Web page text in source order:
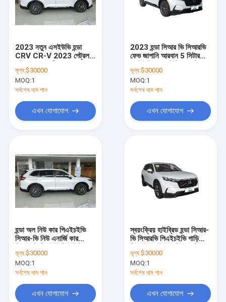
2023 নতুন এসইউভি হন্ডা
CRV CR-V 2023 পেট্রল
193Ps 5 7-সিট 0km
CRV নতুন গাড়ী স্টক
মূল্য:$30000
MOQ:1
সর্বশেষ দাম পান
এখন যোগাযোগ
2023 হন্ডা সিআর ভি সিআরভি
ফেভ জাপানি আরবান 5 সিটার
জন্য ব্যবহৃত
মূল্য:$30000
MOQ:1
সর্বশেষ দাম পান
এখন যোগাযোগ
হন্ডা অল নিউ কার পিএইচইভি
সিআর-ভি নিউ এনার্জি কার
কার
মূল্য:$30000
MOQ:1
সর্বশেষ দাম পান
এখন যোগাযোগ
স্বয়ংক্রিয় হাইব্রিড হন্ডা সিআর-
ভি সিআরভি পিএইচইভি গাড়ি
ভি জন্য 5 আসন 7 আসন
এসইউভি চীন থেকে
মূল্য:$30000
MOQ:1
সর্বশেষ দাম পান
এখন যোগাযোগ